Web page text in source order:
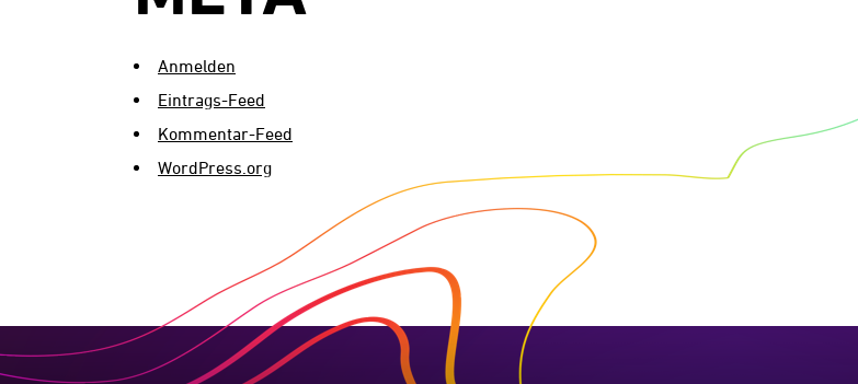
Anmelden
Eintrags-Feed
Kommentar-Feed
WordPress.org